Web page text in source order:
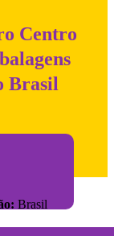
Centro
Brasil
Brasil